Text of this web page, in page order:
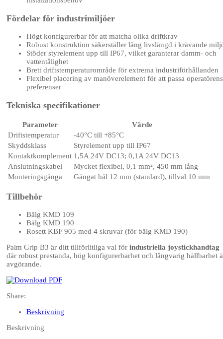
Fördelar för industrimiljöer
Högt konfigurerbar för att matcha olika driftkrav
Robust konstruktion säkerställer lång livslängd i krävande
Stöder styrelement upp till IP67, vilket garanterar damm- och
vattentålighet
Brett driftstemperaturområde för extrema industriförhållanden
Flexibel placering av manöverelement för att passa operatörens
preferenser
Tekniska specifikationer
Parameter
Värde
Driftstemperatur
-40°C till +85°C
Skyddsklass
Styrelement upp till IP67
Kontaktkomplement 1,5A 24V DC13; 0,1A 24V DC13
Anslutningskabel
Mycket flexibel, 0,1 mm², 450 mm lång
Monteringsgänga
Gängat hål 12 mm (standard), tillval 10 mm
Tillbehör
Bälg KMD 109
Bälg KMD 190
Rosett KBF 905 med 4 skruvar (för bälg KMD 190)
Palm Grip B3 är ditt tillförlitliga val för industriella joystickhandtag
där robust prestanda, hög konfigurerbarhet och långvarig hållbarhet
avgörande.
Share:
Beskrivning
Beskrivning